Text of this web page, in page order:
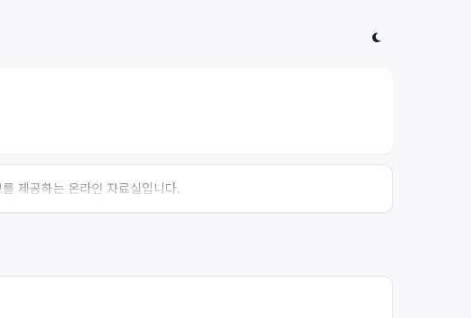
제공하는 온라인 자료실입니다.